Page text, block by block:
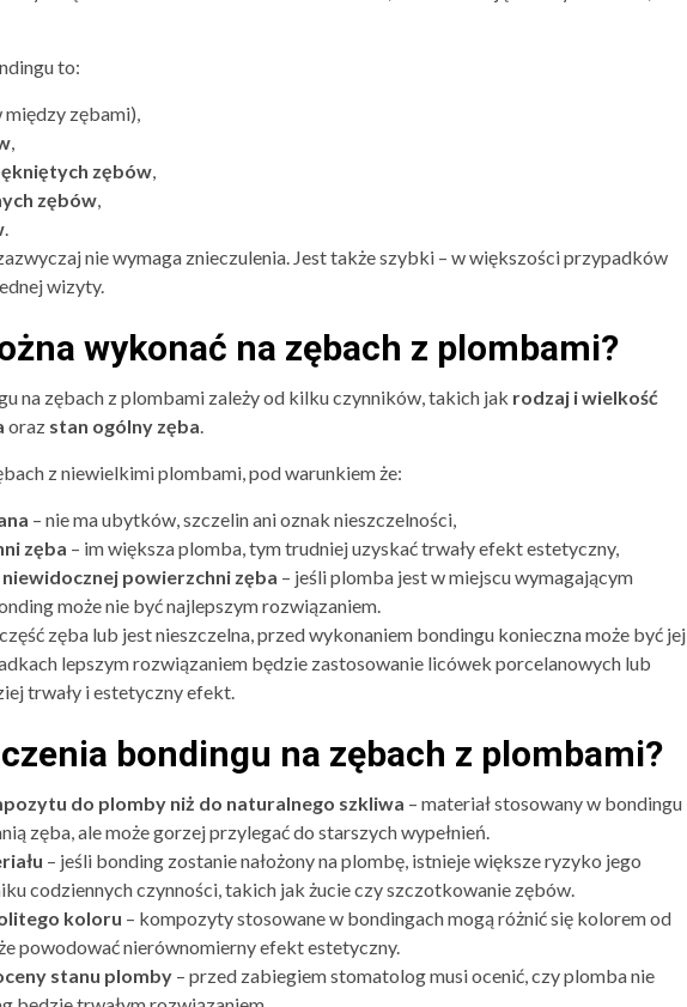
to:
zębami),
zębów
zębów
nie wymaga znieczulenia. Jest także szybki – w większości przypadków
wizyty.
wykonać na zębach z plombami?
na zębach z plombami zależy od kilku czynników, takich jak rodzaj i wielkość
oraz stan ogólny zęba
z niewielkimi plombami, pod warunkiem że:
– nie ma ubytków, szczelin ani oznak nieszczelności,
zęba – im większa plomba, tym trudniej uzyskać trwały efekt estetyczny,
powierzchni zęba – jeśli plomba jest w miejscu wymagającym
może nie być najlepszym rozwiązaniem.
zęba lub jest nieszczelna, przed wykonaniem bondingu konieczna może być jej
lepszym rozwiązaniem będzie zastosowanie licówek porcelanowych lub
trwały i estetyczny efekt.
bondingu na zębach z plombami?
do plomby niż do naturalnego szkliwa – materiał stosowany w bondingu
zęba, ale może gorzej przylegać do starszych wypełnień.
– jeśli bonding zostanie nałożony na plombę, istnieje większe ryzyko jego
codziennych czynności, takich jak żucie czy szczotkowanie zębów.
koloru – kompozyty stosowane w bondingach mogą różnić się kolorem od
powodować nierównomierny efekt estetyczny.
stanu plomby – przed zabiegiem stomatolog musi ocenić, czy plomba nie